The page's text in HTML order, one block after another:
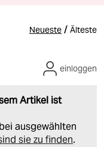
Neueste / Älteste
Artikel ist
ausgewählten
sie zu finden.
einloggen